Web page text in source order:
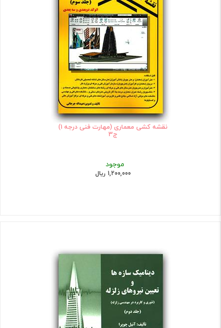
نقشه کشی معماری (مهارت فنی درجه 1)
ج3
موجود
1,200,000 ریال